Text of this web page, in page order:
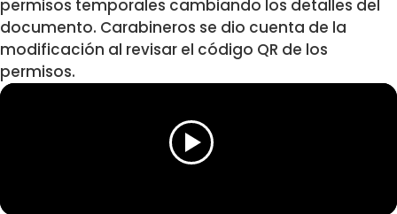
permisos temporales cambiando los detalles del
documento. Carabineros se dio cuenta de la
modificación al revisar el código QR de los
permisos.